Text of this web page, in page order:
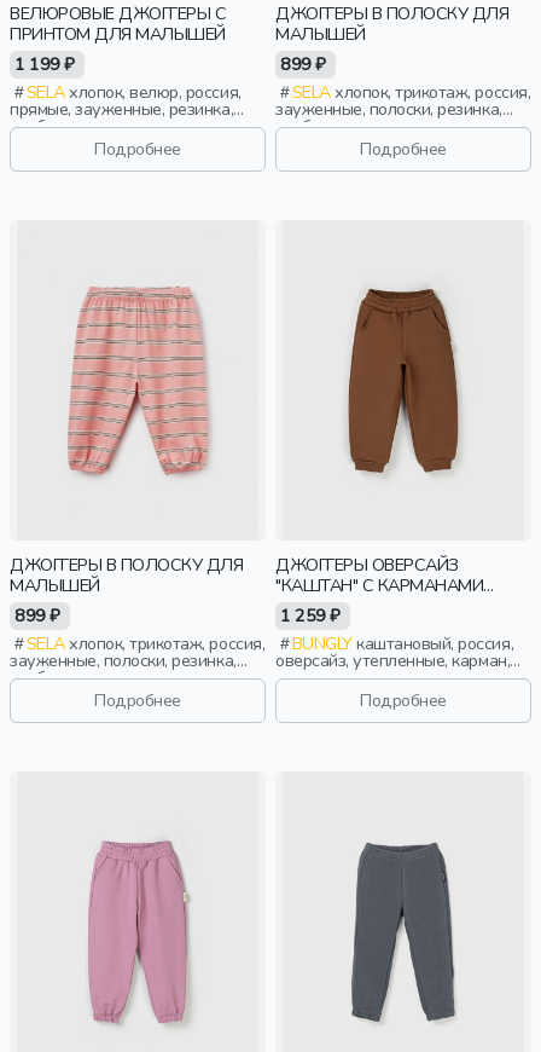
ВЕЛЮРОВЫЕ ДЖОГГЕРЫ С
ПРИНТОМ ДЛЯ МАЛЫШЕЙ
1 199 ₽
SELAхлопок, велюр, россия,
прямые, зауженные, резинка,
свободные, принт, кулиска, пояс,
эластичные, малыши, дети
Подробнее
ДЖОГГЕРЫ В ПОЛОСКУ ДЛЯ
МАЛЫШЕЙ
899 ₽
SELAхлопок, трикотаж, россия,
зауженные, полоски, резинка,
свободные, пояс, эластичные,
малыши, детиПодробнее
ДЖОГГЕРЫ В ПОЛОСКУ ДЛЯ
МАЛЫШЕЙ
899 ₽
SELAхлопок, трикотаж, россия,
зауженные, полоски, резинка,
свободные, пояс, эластичные,
малыши, детиПодробнее
ДЖОГГЕРЫ ОВЕРСАЙЗ
"КАШТАН" С КАРМАНАМИ
УТЕПЛЕННЫЕ
1 259 ₽
BUNGLYкаштановый, россия,
оверсайз, утепленные, карман,
актив, мальчики, малыши,
дошкольники, дети
Подробнее